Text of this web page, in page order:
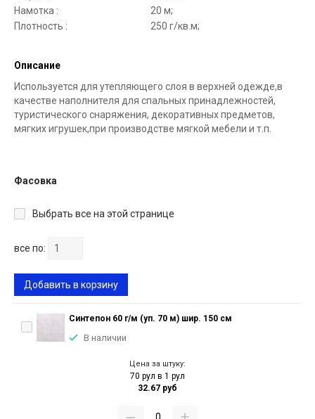
Намотка :
20 м;
Плотность :
250 г/кв.м;
Описание
Используется для утепляющего слоя в верхней одежде,в
качестве наполнителя для спальных принадлежностей,
туристического снаряжения, декоративных предметов,
мягких игрушек,при производстве мягкой мебели и т.п.
Фасовка
Выбрать все на этой странице
все по:
Добавить в корзину
Синтепон 60 г/м (уп. 70 м) шир. 150 см
В наличии
Цена за штуку:
70 рул в 1 рул
32.67 руб